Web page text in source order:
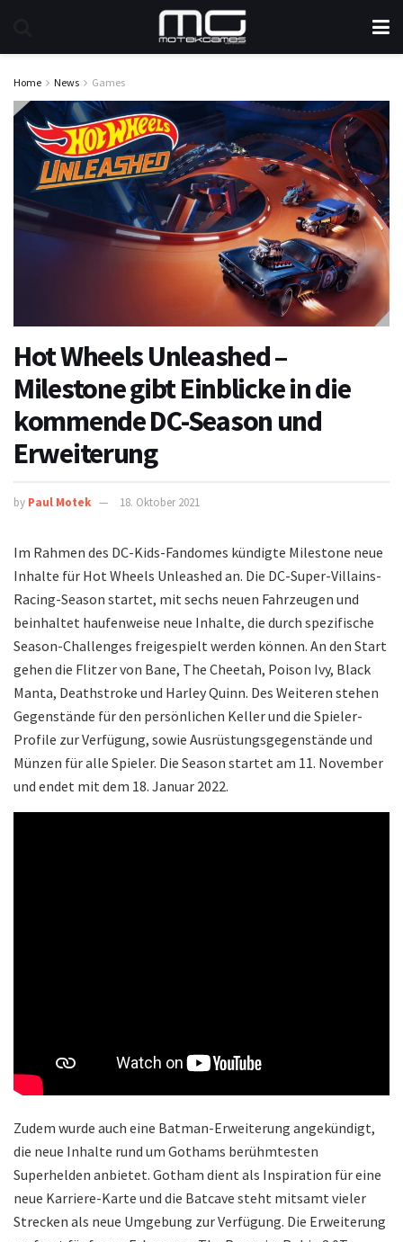
Home News Games
Hot Wheels Unleashed –
Milestone gibt Einblicke in die
kommende DC-Season und
Erweiterung
by Paul Motek 18. Oktober 2021
Im Rahmen des DC-Kids-Fandomes kündigte Milestone neue
Inhalte für Hot Wheels Unleashed an. Die DC-Super-Villains-
Racing-Season startet, mit sechs neuen Fahrzeugen und
beinhaltet haufenweise neue Inhalte, die durch spezifische
Season-Challenges freigespielt werden können. An den Start
gehen die Flitzer von Bane, The Cheetah, Poison Ivy, Black
Manta, Deathstroke und Harley Quinn. Des Weiteren stehen
Gegenstände für den persönlichen Keller und die Spieler-
Profile zur Verfügung, sowie Ausrüstungsgegenstände und
Münzen für alle Spieler. Die Season startet am 11. November
und endet mit dem 18. Januar 2022.
Zudem wurde auch eine Batman-Erweiterung angekündigt,
die neue Inhalte rund um Gothams berühmtesten
Superhelden anbietet. Gotham dient als Inspiration für eine
neue Karriere-Karte und die Batcave steht mitsamt vieler
Strecken als neue Umgebung zur Verfügung. Die Erweiterung